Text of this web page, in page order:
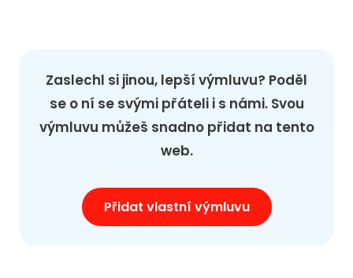
Zaslechl si jinou, lepší výmluvu? Poděl
se o ní se svými přáteli i s námi. Svou
výmluvu můžeš snadno přidat na tento
web.
Přidat vlastní výmluvu